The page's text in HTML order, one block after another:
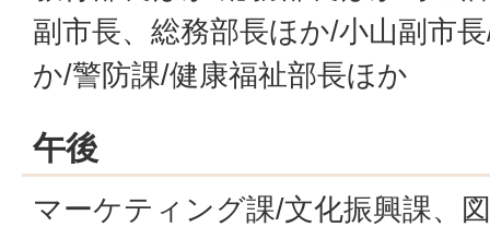
副市長、総務部長ほか/小山副市
か/警防課/健康福祉部長ほか
午後
マーケティング課/文化振興課、